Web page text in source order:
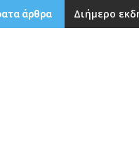
άρθρα Διήμερο